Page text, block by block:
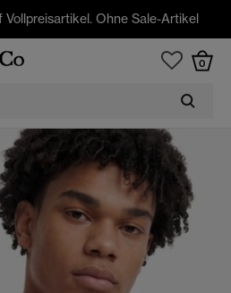
Vollpreisartikel. Ohne Sale-Artikel
0